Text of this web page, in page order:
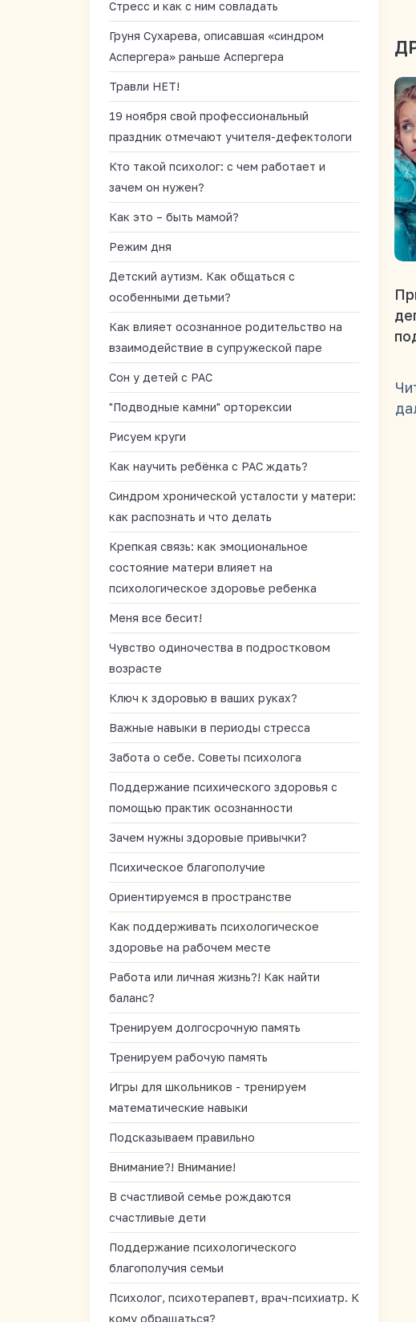
Стресс и как с ним совладать
Груня Сухарева, описавшая «синдром
Аспергера» раньше Аспергера
Травли НЕТ!
19 ноября свой профессиональный
праздник отмечают учителя-дефектологи
Кто такой психолог: с чем работает и
зачем он нужен?
Как это – быть мамой?
Режим дня
Детский аутизм. Как общаться с
особенными детьми?
Как влияет осознанное родительство на
взаимодействие в супружеской паре
Сон у детей с РАС
"Подводные камни" орторексии
Рисуем круги
Как научить ребёнка с РАС ждать?
Синдром хронической усталости у матери:
как распознать и что делать
Крепкая связь: как эмоциональное
состояние матери влияет на
психологическое здоровье ребенка
Меня все бесит!
Чувство одиночества в подростковом
возрасте
Ключ к здоровью в ваших руках?
Важные навыки в периоды стресса
Забота о себе. Советы психолога
Поддержание психического здоровья с
помощью практик осознанности
Зачем нужны здоровые привычки?
Психическое благополучие
Ориентируемся в пространстве
Как поддерживать психологическое
здоровье на рабочем месте
Работа или личная жизнь?! Как найти
баланс?
Тренируем долгосрочную память
Тренируем рабочую память
Игры для школьников - тренируем
математические навыки
Подсказываем правильно
Внимание?! Внимание!
В счастливой семье рождаются
счастливые дети
Поддержание психологического
благополучия семьи
Психолог, психотерапевт, врач-психиатр. К
кому обращаться?